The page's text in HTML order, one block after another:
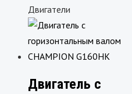
Двигатели
Двигатель с